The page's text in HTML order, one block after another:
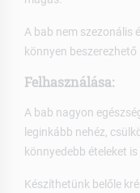
A bab nem szezonális
könnyen beszerezhető
Felhasználása:
A bab nagyon
leginkább nehéz,
könnyedebb ételeket
Készíthetünk belőle